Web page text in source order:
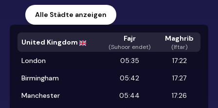
Alle Städte anzeigen
United Kingdom Fajr
(Suhoor endet)
Maghrib
(Iftar)
London 05:35
17:22
Birmingham
05:42
17:27
Manchester
05:44
17:26